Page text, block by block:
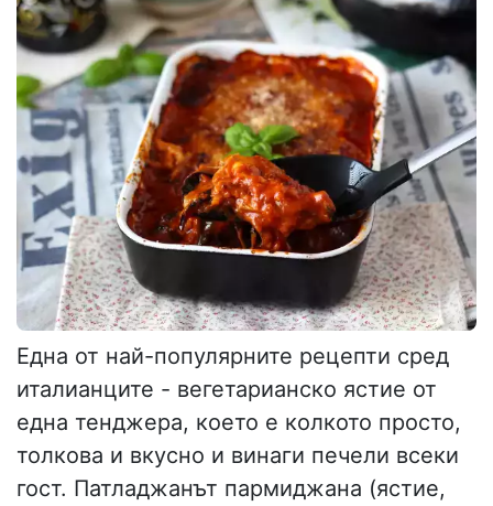
Една от най-популярните рецепти сред
италианците - вегетарианско ястие от
една тенджера, което е колкото просто,
толкова и вкусно и винаги печели всеки
гост. Патладжанът пармиджана (ястие,